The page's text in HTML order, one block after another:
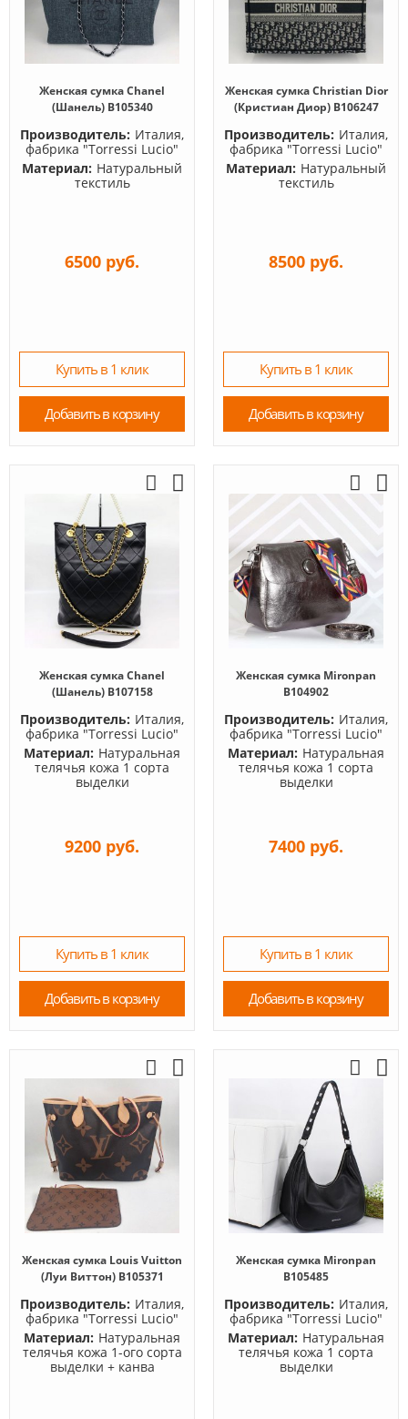
Женская сумка Chanel
(Шанель) B105340
Производитель: Италия,
фабрика "Torressi Lucio"
Материал: Натуральный
текстиль
6500 руб.
Купить в 1 клик
Добавить в корзину
Женская сумка Christian Dior
(Кристиан Диор) B106247
Производитель: Италия,
фабрика "Torressi Lucio"
Материал: Натуральный
текстиль
8500 руб.
Купить в 1 клик
Добавить в корзину
Женская сумка Chanel
(Шанель) B107158
Производитель: Италия,
фабрика "Torressi Lucio"
Материал: Натуральная
телячья кожа 1 сорта
выделки
9200 руб.
Купить в 1 клик
Добавить в корзину
Женская сумка Mironpan
B104902
Производитель: Италия,
фабрика "Torressi Lucio"
Материал: Натуральная
телячья кожа 1 сорта
выделки
7400 руб.
Купить в 1 клик
Добавить в корзину
Женская сумка Louis Vuitton
(Луи Виттон) B105371
Производитель: Италия,
фабрика "Torressi Lucio"
Материал: Натуральная
телячья кожа 1-ого сорта
выделки + канва
Женская сумка Mironpan
B105485
Производитель: Италия,
фабрика "Torressi Lucio"
Материал: Натуральная
телячья кожа 1 сорта
выделки